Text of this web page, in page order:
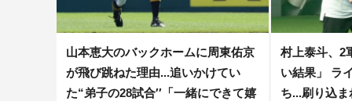
山本恵大のバックホームに周東佑京
が飛び跳ねた理由...追いかけてい
た“弟子の28試合′′「一緒にできて嬉
村上泰斗、2
い結果」 ラ
ち...刷り込ま